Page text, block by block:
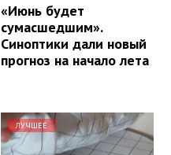
«Июнь будет
сумасшедшим».
Синоптики дали новый
прогноз на начало лета
ЛУЧШЕЕ